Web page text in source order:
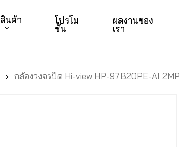
สินค้า โปรโม
ชั่น
ผลงานของ
เรา
กล้องวงจรปิด Hi-view HP-97B20PE-AI 2MP